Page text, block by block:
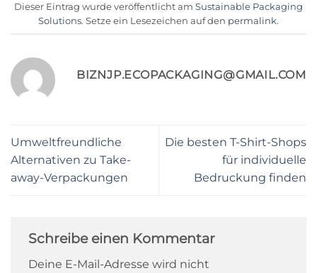
Dieser Eintrag wurde veröffentlicht am Sustainable Packaging
Solutions. Setze ein Lesezeichen auf den permalink.
BIZNJP.ECOPACKAGING@GMAIL.COM
Umweltfreundliche
Alternativen zu Take-
away-Verpackungen
Die besten T-Shirt-Shops
für individuelle
Bedruckung finden
Schreibe einen Kommentar
Deine E-Mail-Adresse wird nicht